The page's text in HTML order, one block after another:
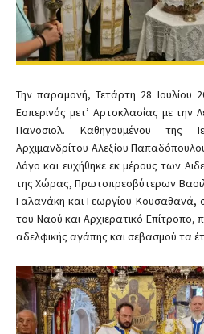
Την παραμονή, Τετάρτη 28 Ιουλίου
Εσπερινός μετ’ Αρτοκλασίας με την
Πανοσιολ. Καθηγουμένου της
Αρχιμανδρίτου Αλεξίου
Λόγο και ευχήθηκε εκ μέρους των
της Χώρας, Πρωτοπρεσβύτερων
Γαλανάκη και Γεωργίου Κουσαθανά,
του Ναού και Αρχιερατικό
αδελφικής αγάπης και σεβασμού τα